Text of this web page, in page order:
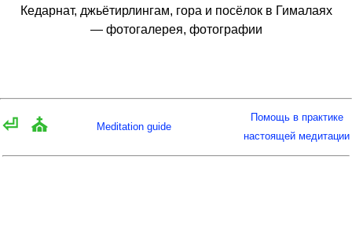
Кедарнат, джьётирлингам, гора и посёлок в Гималаях
— фотогалерея, фотографии
⏎ ⛪ Meditation guide
Помощь в практике
настоящей медитации